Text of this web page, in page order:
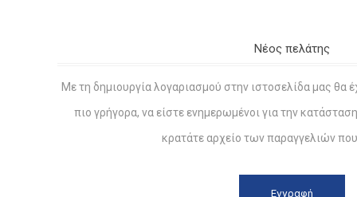
Νέος πελάτης
Με τη δημιουργία λογαριασμού στην ιστοσελίδα μας θα
πιο γρήγορα, να είστε ενημερωμένοι για την
κρατάτε αρχείο των παραγγελιών που